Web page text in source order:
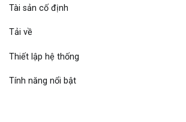
Tài sản cố định
Tải về
Thiết lập hệ thống
Tính năng nổi bật